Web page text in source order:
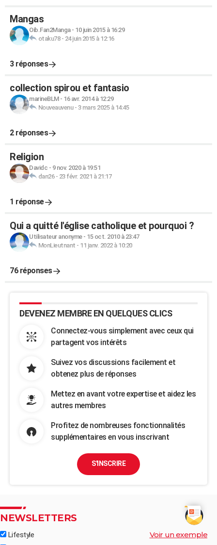
Mangas
Oib.Fan2Manga- 10 juin 2015 à 16:29
otaku78- 24 juin 2015 à 12:16
3 réponses
collection spirou et fantasio
marineBLM- 16 avr. 2014 à 12:29
Nouveauvenu- 3 mars 2025 à 14:45
2 réponses
Religion
Davidc - 9 nov. 2020 à 19:51
dan26- 23 févr. 2021 à 21:17
1 réponse
Qui a quitté l'église catholique et pourquoi ?
Utilisateur anonyme- 15 oct. 2010 à 23:47
MonLieutnant - 11 janv. 2022 à 10:20
76 réponses
DEVENEZ MEMBRE EN QUELQUES CLICS
Connectez-vous simplement avec ceux qui
partagent vos intérêts
Suivez vos discussions facilement et
obtenez plus de réponses
Mettez en avant votre expertise et aidez les
autres membres
Profitez de nombreuses fonctionnalités
supplémentaires en vous inscrivant
S'INSCRIRE
NEWSLETTERS
Lifestyle Voir un exemple